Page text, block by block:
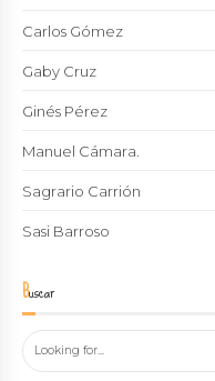
Carlos Gómez
Gaby Cruz
Ginés Pérez
Manuel Cámara.
Sagrario Carrión
Sasi Barroso
Buscar